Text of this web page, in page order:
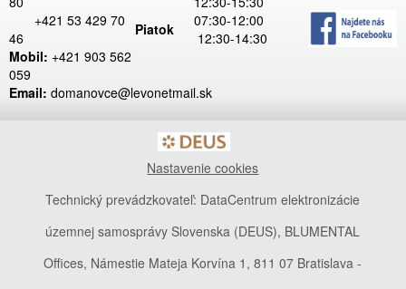
+421 53 429 70
46
Piatok
07:30-12:00
12:30-14:30
Mobil: +421 903 562
059
Email: domanovce@levonetmail.sk
Nastavenie cookies
Technický prevádzkovateľ: DataCentrum elektronizácie
územnej samosprávy Slovenska (DEUS), BLUMENTAL
Offices, Námestie Mateja Korvína 1, 811 07 Bratislava -